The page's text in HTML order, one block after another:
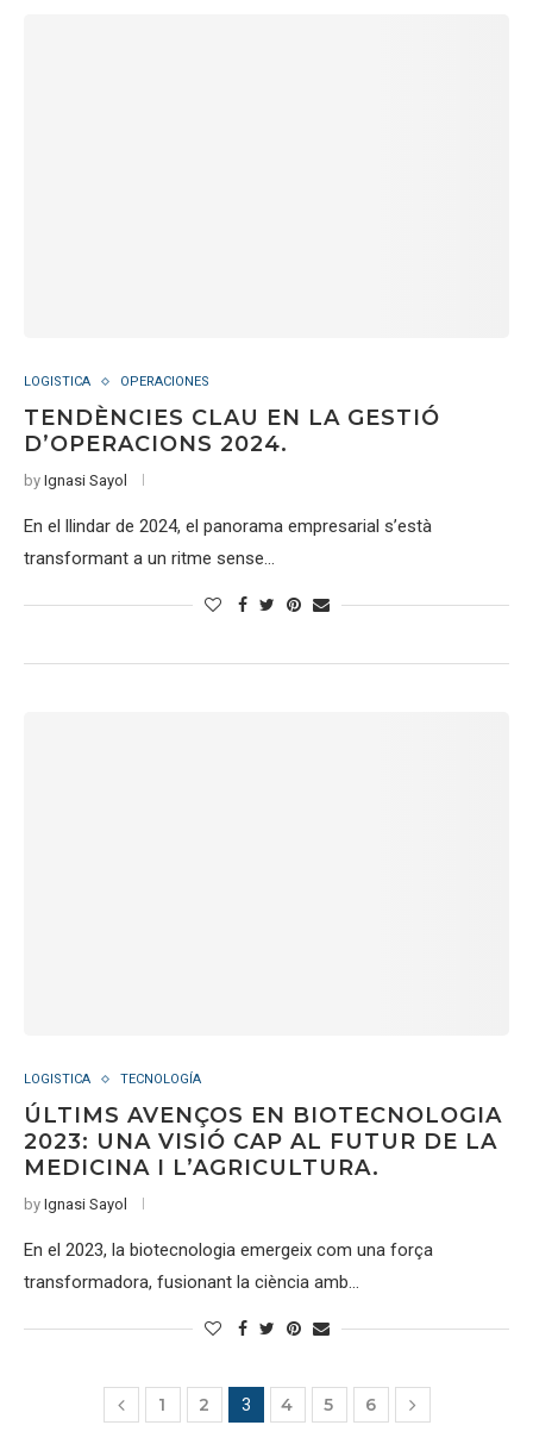
LOGISTICA OPERACIONES
TENDÈNCIES CLAU EN LA GESTIÓ
D’OPERACIONS 2024.
by Ignasi Sayol
En el llindar de 2024, el panorama empresarial s’està
transformant a un ritme sense…
LOGISTICA TECNOLOGÍA
ÚLTIMS AVENÇOS EN BIOTECNOLOGIA
2023: UNA VISIÓ CAP AL FUTUR DE LA
MEDICINA I L’AGRICULTURA.
by Ignasi Sayol
En el 2023, la biotecnologia emergeix com una força
transformadora, fusionant la ciència amb…
1 2 3 4 5 6